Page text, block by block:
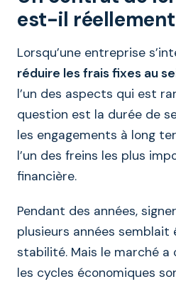
est-il
Lorsqu’une entreprise
réduire les frais fixes au
l’un des aspects qui est
question est la durée de
les engagements à long
l’un des freins les plus
financière.
Pendant des années,
plusieurs années
stabilité. Mais le marché a
les cycles économiques